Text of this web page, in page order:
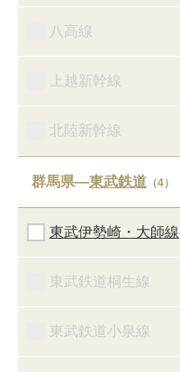
八高線
上越新幹線
北陸新幹線
群馬県―東武鉄道 （4）
東武伊勢崎・大師線
東武鉄道桐生線
東武鉄道小泉線